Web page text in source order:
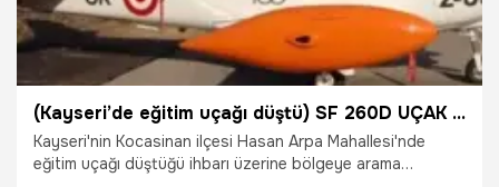
(Kayseri’de eğitim uçağı düştü) SF 260D UÇAK ÖZELLİKLERİ | SF 260D eğitim uçağı hangi ülkenin, kaç yılında, kim tarafından üretildi?
Kayseri'nin Kocasinan ilçesi Hasan Arpa Mahallesi'nde
eğitim uçağı düştüğü ihbarı üzerine bölgeye arama